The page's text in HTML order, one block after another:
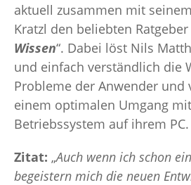
aktuell zusammen mit
Kratzl den beliebten Ratgeber
Wissen“. Dabei löst Nils
und einfach verständlich die
Probleme der Anwender und
einem optimalen Umgang
Betriebssystem auf ihrem PC.
Zitat: „Auch wenn ich schon
begeistern mich die neuen